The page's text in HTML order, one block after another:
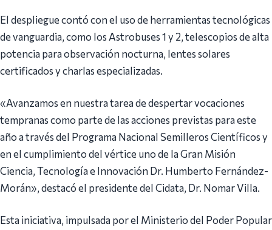
El despliegue contó con el uso de herramientas tecnológicas
de vanguardia, como los Astrobuses 1 y 2, telescopios de alta
potencia para observación nocturna, lentes solares
certificados y charlas especializadas.
«Avanzamos en nuestra tarea de despertar vocaciones
tempranas como parte de las acciones previstas para este
año a través del Programa Nacional Semilleros Científicos y
en el cumplimiento del vértice uno de la Gran Misión
Ciencia, Tecnología e Innovación Dr. Humberto Fernández-
Morán», destacó el presidente del Cidata, Dr. Nomar Villa.
Esta iniciativa, impulsada por el Ministerio del Poder Popular